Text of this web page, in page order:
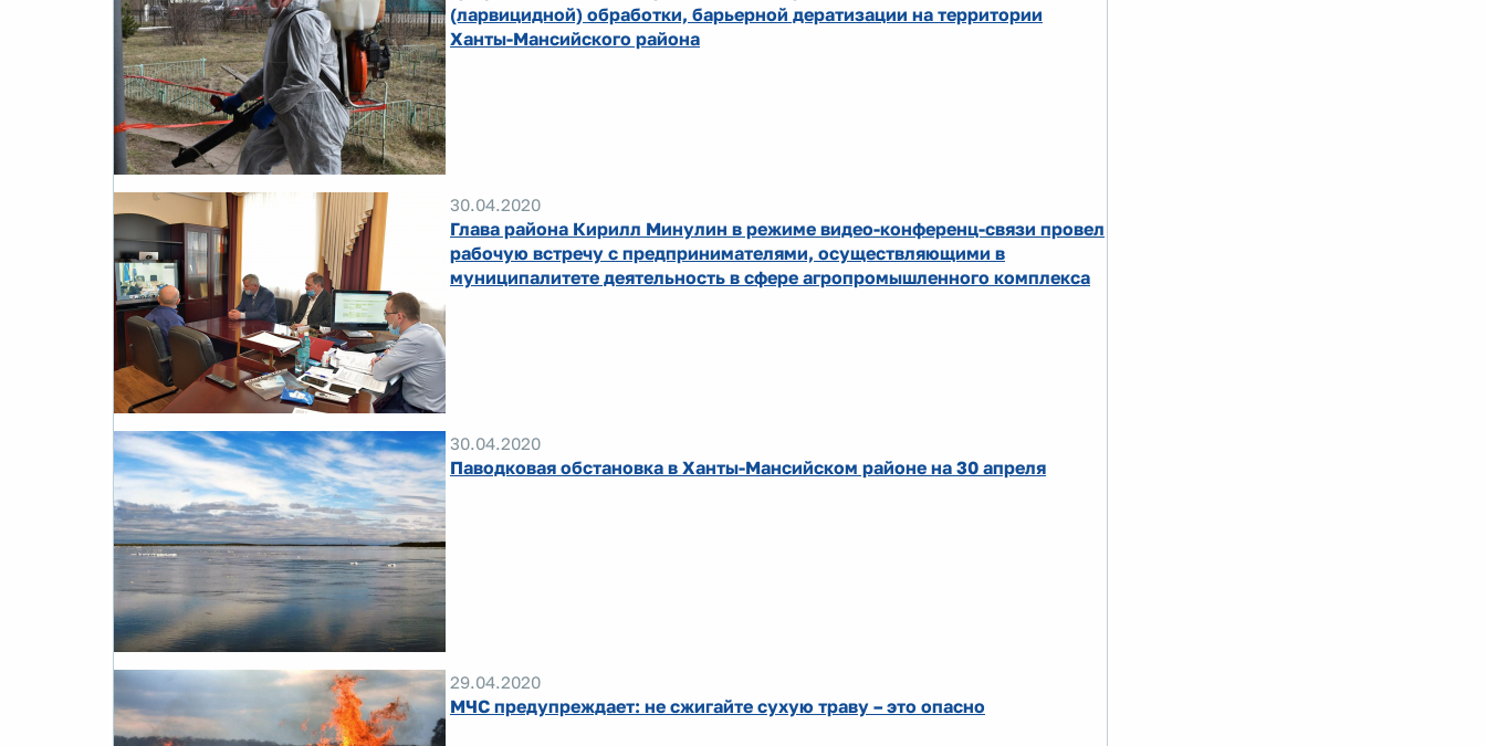
(ларвицидной) обработки, барьерной дератизации на территории
Ханты-Мансийского района
30.04.2020
Глава района Кирилл Минулин в режиме видео-конференц-связи провел
рабочую встречу с предпринимателями, осуществляющими в
муниципалитете деятельность в сфере агропромышленного комплекса
30.04.2020
Паводковая обстановка в Ханты-Мансийском районе на 30 апреля
29.04.2020
МЧС предупреждает: не сжигайте сухую траву – это опасно